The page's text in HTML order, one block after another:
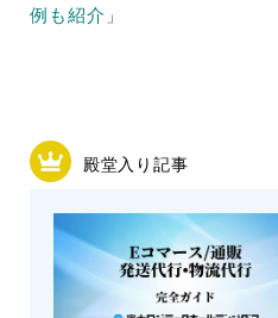
例も紹介 」
殿堂入り記事